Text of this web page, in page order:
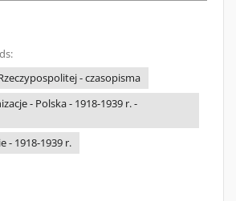
- czasopisma
- Polska - 1918-1939 r. -
- 1918-1939 r.